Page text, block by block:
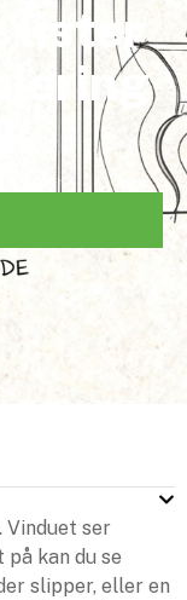
lister
Vinduet ser
kan du se
slipper, eller en